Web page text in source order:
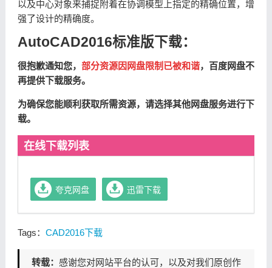
以及中心对象来捕捉附着在协调模型上指定的精确位置，增
强了设计的精确度。
AutoCAD2016标准版下载：
很抱歉通知您， 部分资源因网盘限制已被和谐，百度网盘不
再提供下载服务。
为确保您能顺利获取所需资源，请选择其他网盘服务进行下
载。
在线下载列表
夸克网盘 迅雷下载
Tags： CAD2016下载
转载： 感谢您对网站平台的认可，以及对我们原创作